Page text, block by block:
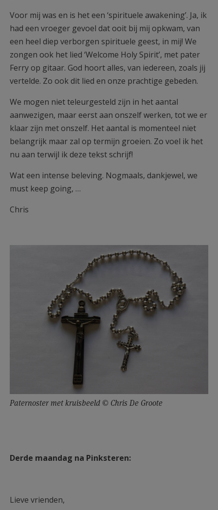
Voor mij was en is het een ‘spirituele awakening’. Ja, ik
had een vroeger gevoel dat ooit bij mij opkwam, van
een heel diep verborgen spirituele geest, in mij! We
zongen ook het lied ‘Welcome Holy Spirit’, met pater
Ferry op gitaar. God hoort alles, van iedereen, zoals jij
vertelde. Zo ook dit lied en onze prachtige gebeden.
We mogen niet teleurgesteld zijn in het aantal
aanwezigen, maar eerst aan onszelf werken, tot we er
klaar zijn met onszelf. Het aantal is momenteel niet
belangrijk maar zal op termijn groeien. Zo voel ik het
nu aan terwijl ik deze tekst schrijf!
Wat een intense beleving. Nogmaals, dankjewel, we
must keep going, …
Chris
Paternoster met kruisbeeld © Chris De Groote
Derde maandag na Pinksteren:
Lieve vrienden,